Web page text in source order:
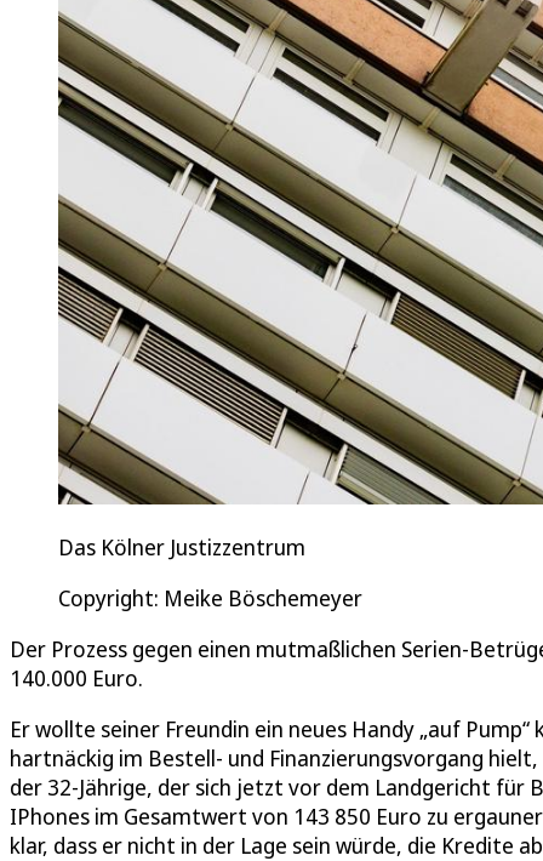
Das Kölner Justizzentrum
Copyright: Meike Böschemeyer
Der Prozess gegen einen mutmaßlichen Serien-
140.000 Euro.
Er wollte seiner Freundin ein neues Handy „auf
hartnäckig im Bestell- und Finanzierungsvorgang
der 32-Jährige, der sich jetzt vor dem Landgericht für
IPhones im Gesamtwert von 143 850 Euro zu
klar, dass er nicht in der Lage sein würde, die Kredite